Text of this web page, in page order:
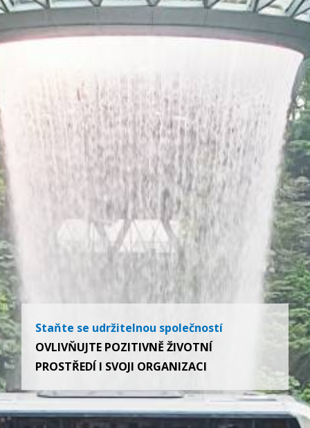
Staňte se udržitelnou společností
OVLIVŇUJTE POZITIVNĚ ŽIVOTNÍ
PROSTŘEDÍ I SVOJI ORGANIZACI